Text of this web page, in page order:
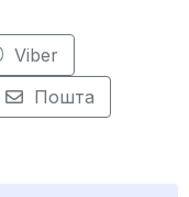
Viber
Пошта